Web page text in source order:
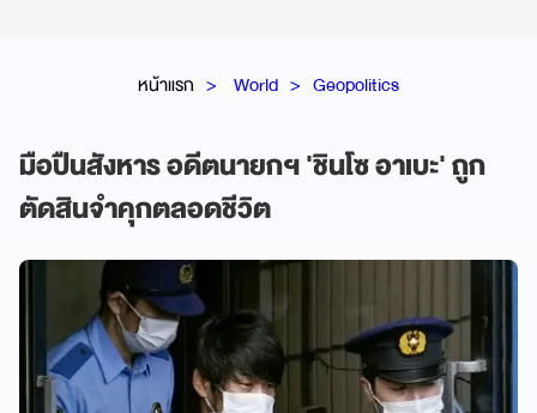
หน้าแรก World Geopolitics
มือปืนสังหาร อดีตนายกฯ 'ชินโซ อาเบะ' ถูก
ตัดสินจำคุกตลอดชีวิต